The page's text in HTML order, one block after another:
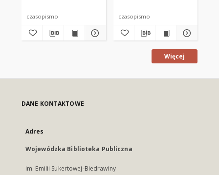
czasopismo czasopismo
Więcej
DANE KONTAKTOWE
Adres
Wojewódzka Biblioteka Publiczna
im. Emilii Sukertowej-Biedrawiny